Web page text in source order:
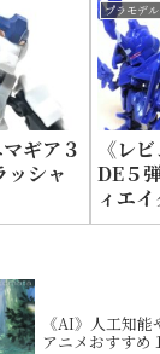
ギア３
ッシャ
プラモデル
《レ
DE５
ィエ
《AI》人工知
アニメおすすめ